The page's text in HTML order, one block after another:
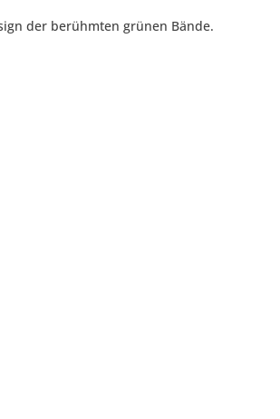
der berühmten grünen Bände.